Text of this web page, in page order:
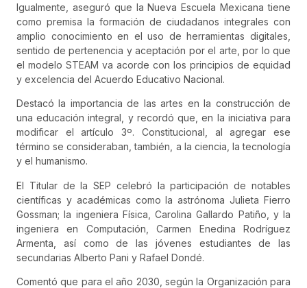
Igualmente, aseguró que la Nueva Escuela Mexicana tiene
como premisa la formación de ciudadanos integrales con
amplio conocimiento en el uso de herramientas digitales,
sentido de pertenencia y aceptación por el arte, por lo que
el modelo STEAM va acorde con los principios de equidad
y excelencia del Acuerdo Educativo Nacional.
Destacó la importancia de las artes en la construcción de
una educación integral, y recordó que, en la iniciativa para
modificar el artículo 3º. Constitucional, al agregar ese
término se consideraban, también, a la ciencia, la tecnología
y el humanismo.
El Titular de la SEP celebró la participación de notables
científicas y académicas como la astrónoma Julieta Fierro
Gossman; la ingeniera Física, Carolina Gallardo Patiño, y la
ingeniera en Computación, Carmen Enedina Rodríguez
Armenta, así como de las jóvenes estudiantes de las
secundarias Alberto Pani y Rafael Dondé.
Comentó que para el año 2030, según la Organización para